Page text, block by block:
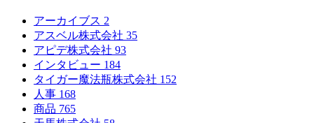
アーカイブス 2
アスベル株式会社 35
アピデ株式会社 93
インタビュー 184
タイガー魔法瓶株式会社 152
人事 168
商品 765